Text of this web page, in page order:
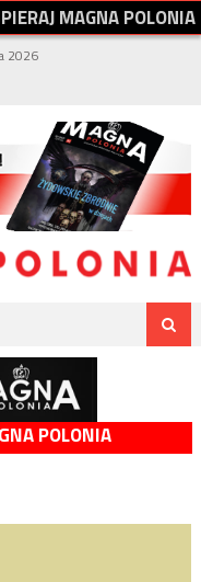
PIERAJMAGNAPOLONIA
2026
POLONIA